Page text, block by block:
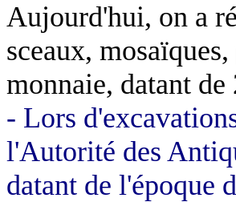
Aujourd'hui, on a
sceaux,
monnaie, datant de
- Lors
l'Autorité des
datant de l'époque